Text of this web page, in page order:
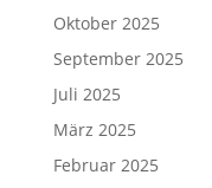
Oktober 2025
September 2025
Juli 2025
März 2025
Februar 2025